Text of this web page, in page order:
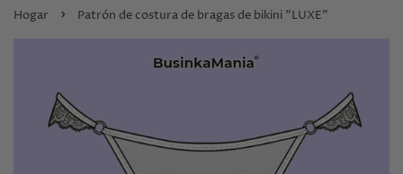
Hogar › Patrón de costura de bragas de bikini "LUXE"